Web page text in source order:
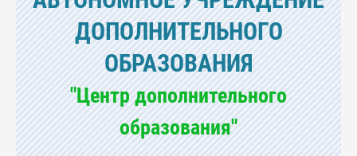
ДОПОЛНИТЕЛЬНОГО
ОБРАЗОВАНИЯ
"Центр дополнительного
образования"